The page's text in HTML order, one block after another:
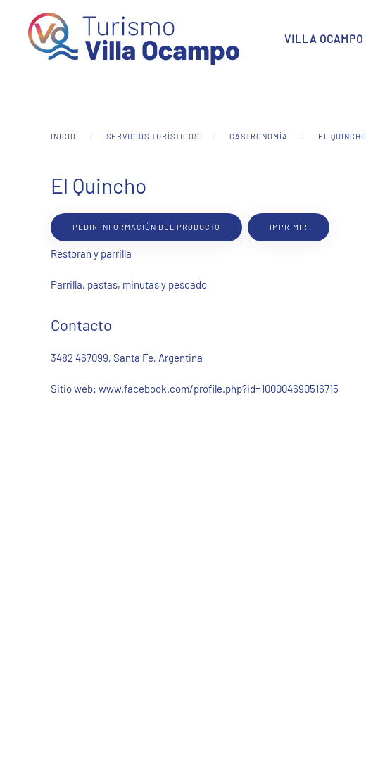
Skip to main content VILLA OCAMPO
INICIO SERVICIOS TURÍSTICOS GASTRONOMÍA EL QUINCHO
El Quincho
PEDIR INFORMACIÓN DEL PRODUCTO IMPRIMIR
Restoran y parrilla
Parrilla, pastas, minutas y pescado
Contacto
3482 467099, Santa Fe, Argentina
Sitio web: www.facebook.com/profile.php?id=100004690516715